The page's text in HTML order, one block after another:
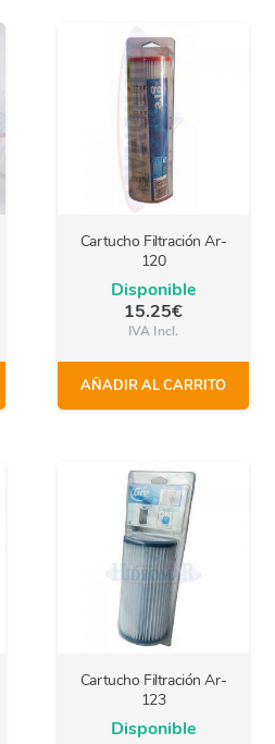
Cartucho Filtración Ar-
120
Disponible
15.25€
IVA Incl.
AÑADIR AL CARRITO
Cartucho Filtración Ar-
123
Disponible